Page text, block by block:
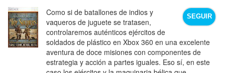
SEGUIR
Como si de batallones de indios y
vaqueros de juguete se tratasen,
controlaremos auténticos ejércitos de
soldados de plástico en Xbox 360 en una excelente
aventura de doce misiones con componentes de
estrategia y acción a partes iguales. Eso sí, en este